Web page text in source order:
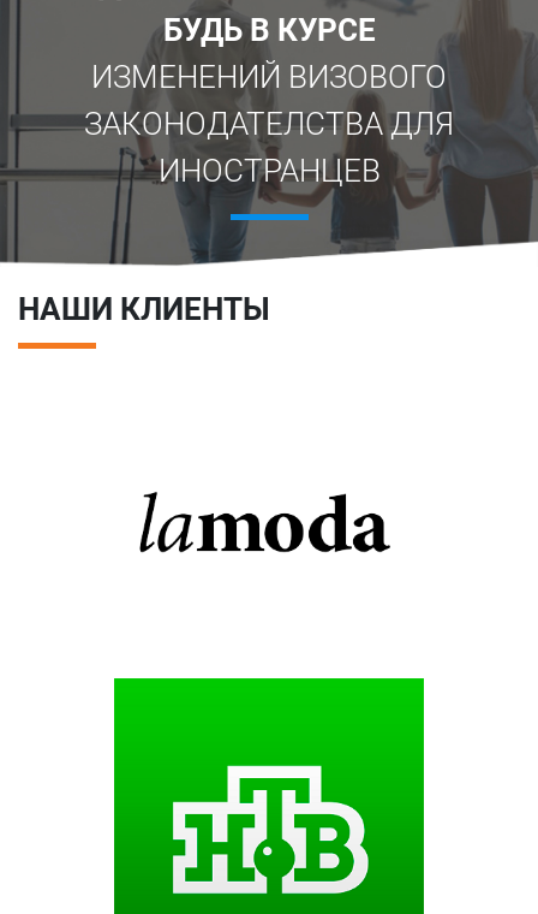
БУДЬ В КУРСЕ
ИЗМЕНЕНИЙ ВИЗОВОГО
ЗАКОНОДАТЕЛСТВА ДЛЯ
ИНОСТРАНЦЕВ
НАШИ КЛИЕНТЫ